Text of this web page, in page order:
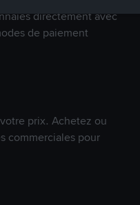
directement avec
de paiement
prix. Achetez ou
commerciales pour